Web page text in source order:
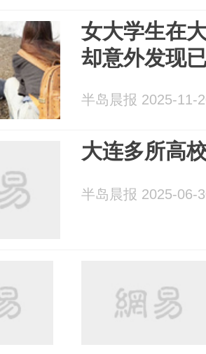
女大学生在
却意外发现
半岛晨报 2025-11-
大连多所高
半岛晨报 2025-06-